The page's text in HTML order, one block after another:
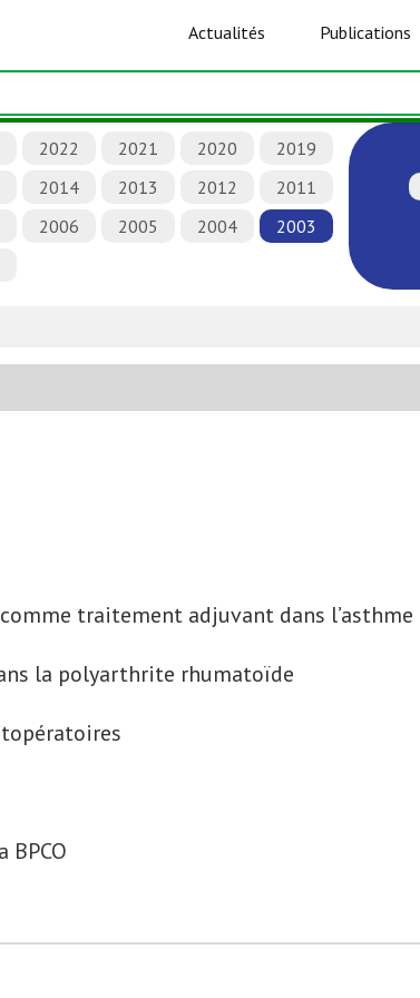
Actualités Publications
2022 2021 2020
2019
2014 2013 2012
2011
2006 2005 2004
2003
traitement adjuvant dans l’asthme
la polyarthrite rhumatoïde